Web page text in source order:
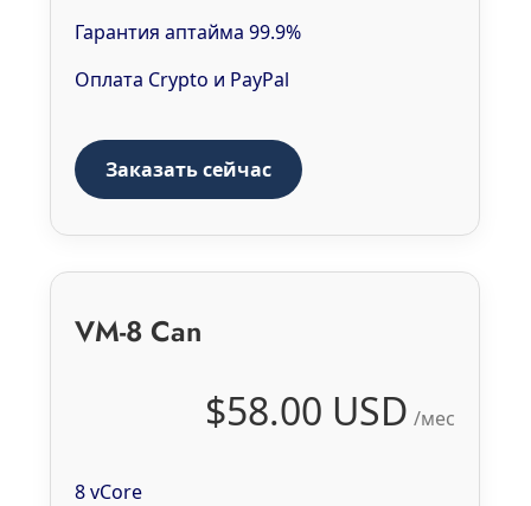
Гарантия аптайма 99.9%
Оплата Crypto и PayPal
Заказать сейчас
VM-8 Can
$58.00 USD /мес
8 vCore